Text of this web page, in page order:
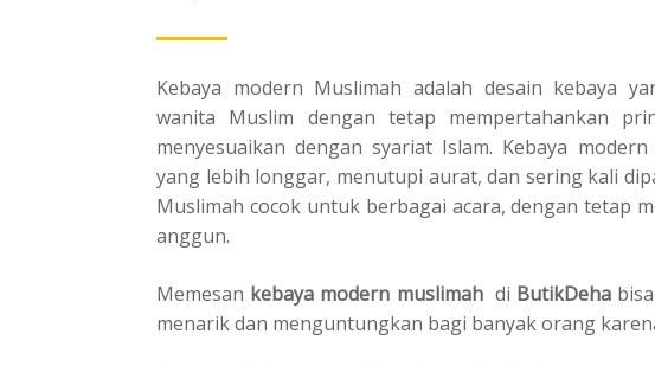
Kebaya modern Muslimah adalah desain kebaya
wanita Muslim dengan tetap mempertahankan
menyesuaikan dengan syariat Islam. Kebaya
yang lebih longgar, menutupi aurat, dan sering kali
Muslimah cocok untuk berbagai acara, dengan tetap
anggun.
Memesan kebaya modern muslimahdi ButikDeha
menarik dan menguntungkan bagi banyak orang